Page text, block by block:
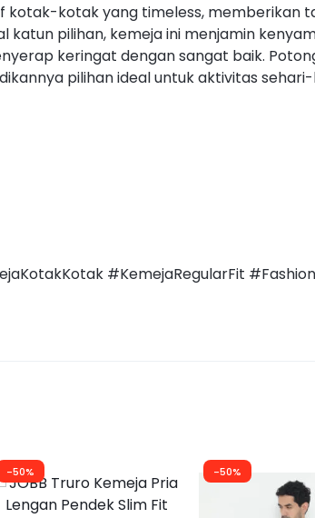
kotak-kotak yang timeless, memberikan
pilihan, kemeja ini menjamin
keringat dengan sangat baik.
pilihan ideal untuk aktivitas
#KemejaRegularFit
-50% -50%